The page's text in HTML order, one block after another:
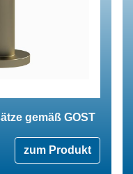
gemäß GOST
zum Produkt